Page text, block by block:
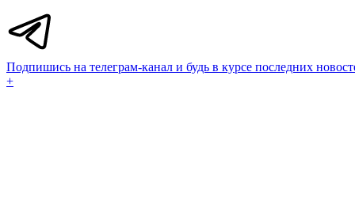
Подпишись на телеграм-канал и будь в курсе последних
+